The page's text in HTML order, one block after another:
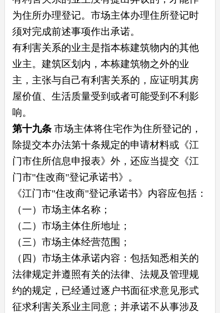
为住所办理登记。市场主体办理住所登记时
须对完成前述事项作出承诺。
有利害关系的业主是指本栋建筑物内的其他
业主。建筑区划内，本栋建筑物之外的业
主，主张与自己有利害关系的，应证明其房
屋价值、生活质量受到或者可能受到不利影
响。
第十九条市场主体将住宅作为住所登记的，
除提交本办法第十条规定的申请材料或《江
门市住所信息申报表》外，还应当提交《江
门市"住改商"登记承诺书》。
《江门市"住改商"登记承诺书》内容应包括：
（一）市场主体名称；
（二）市场主体住所地址；
（三）市场主体经营范围；
（四）市场主体承诺内容：包括知悉相关的
法律规定并遵照有关的法律、法规及管理规
约的规定，已经通过逐户书面征求意见形式
征求利害关系业主同意；并承诺不从事涉及